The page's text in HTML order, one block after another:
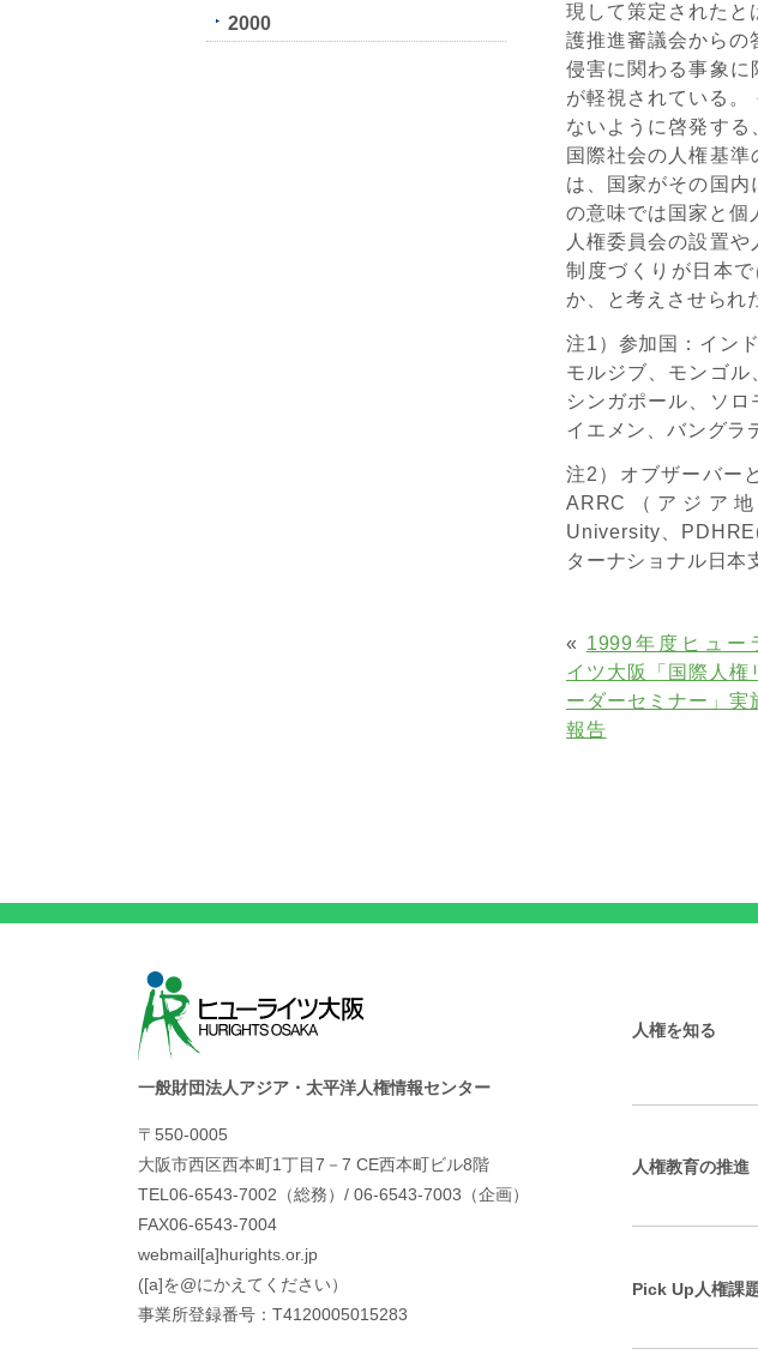
2000
現して策定されたと
護推進審議会からの
侵害に関わる事象に
が軽視されている。
ないように啓発する
国際社会の人権基
は、国家がその国
の意味では国家と個
人権委員会の設置
制度づくりが日本
か、と考えさせられ
注1）参加国：イン
モルジブ、モンゴル
シンガポール、ソロ
イエメン、バングラ
注2）オブザーバー
ARRC（アジア
University、
ターナショナル日本
« 1999年度ヒュー
イツ大阪「国際人権
ーダーセミナー」実
報告
一般財団法人アジア・太平洋人権情報センター
〒550-0005
大阪市西区西本町1丁目7－7 CE西本町ビル8階
TEL06-6543-7002（総務）/ 06-6543-7003（企画）
FAX06-6543-7004
webmail[a]hurights.or.jp
([a]を@にかえてください）
事業所登録番号：T4120005015283
人権を知る
人権教育の推進
Pick Up人権課